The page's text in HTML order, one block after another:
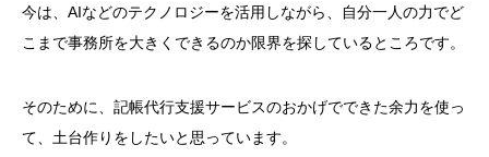
今は、 AIなどのテクノロジーを活用しながら、自分一人の力でど
こまで事務所を大きくできるのか限界を探しているところです。
そのために、記帳代行支援サービスのおかげでできた余力を使っ
て、土台作りをしたいと思っています。